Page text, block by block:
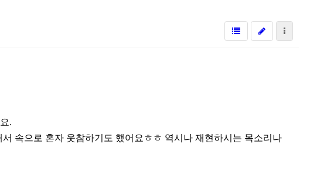
.
속으로 혼자 웃참하기도 했어요ㅎㅎ 역시나 재현하시는 목소리나